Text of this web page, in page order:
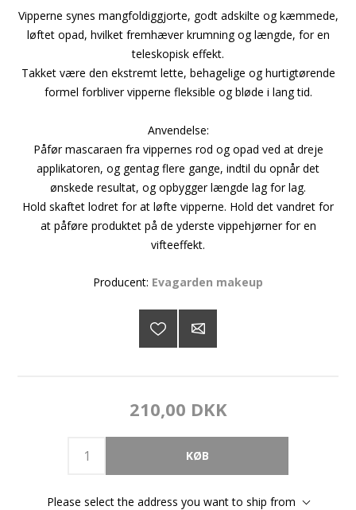
Vipperne synes mangfoldiggjorte, godt adskilte og kæmmede,
løftet opad, hvilket fremhæver krumning og længde, for en
teleskopisk effekt.
Takket være den ekstremt lette, behagelige og hurtigtørende
formel forbliver vipperne fleksible og bløde i lang tid.
Anvendelse:
Påfør mascaraen fra vippernes rod og opad ved at dreje
applikatoren, og gentag flere gange, indtil du opnår det
ønskede resultat, og opbygger længde lag for lag.
Hold skaftet lodret for at løfte vipperne. Hold det vandret for
at påføre produktet på de yderste vippehjørner for en
vifteeffekt.
Producent: Evagarden makeup
210,00 DKK
Please select the address you want to ship from